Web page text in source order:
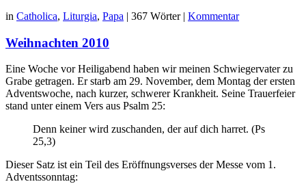
in Catholica, Liturgia, Papa | 367 Wörter | Kommentar
Weihnachten 2010
Eine Woche vor Heiligabend haben wir meinen Schwiegervater zu
Grabe getragen. Er starb am 29. November, dem Montag der ersten
Adventswoche, nach kurzer, schwerer Krankheit. Seine Trauerfeier
stand unter einem Vers aus Psalm 25:
Denn keiner wird zuschanden, der auf dich harret. (Ps
25,3)
Dieser Satz ist ein Teil des Eröffnungsverses der Messe vom 1.
Adventssonntag: